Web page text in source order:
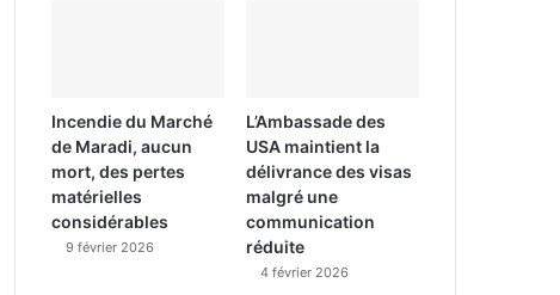
Incendie du Marché
de Maradi, aucun
mort, des pertes
matérielles
considérables
9 février 2026
L’Ambassade des
USA maintient la
délivrance des visas
malgré une
communication
réduite
4 février 2026